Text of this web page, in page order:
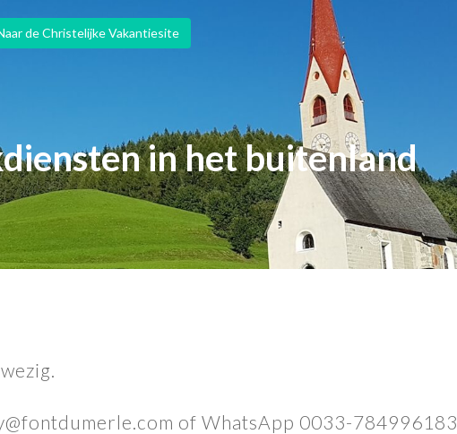
de Christelijke Vakantiesite
in het buitenland
of WhatsApp 0033-784996183